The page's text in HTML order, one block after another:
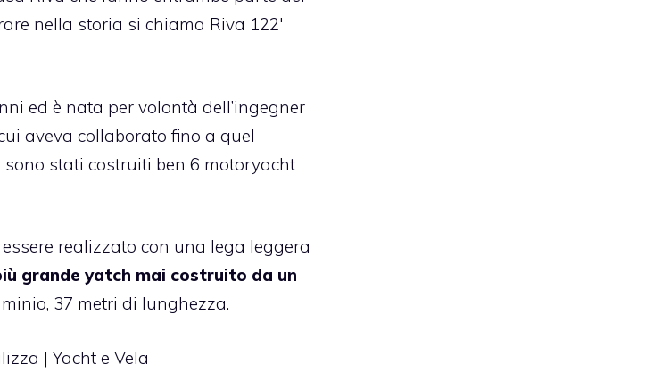
nella storia si chiama Riva 122′
ed è nata per volontà dell’ingegner
aveva collaborato fino a quel
stati costruiti ben 6 motoryacht
realizzato con una lega leggera
grande yatch mai costruito da un
37 metri di lunghezza.